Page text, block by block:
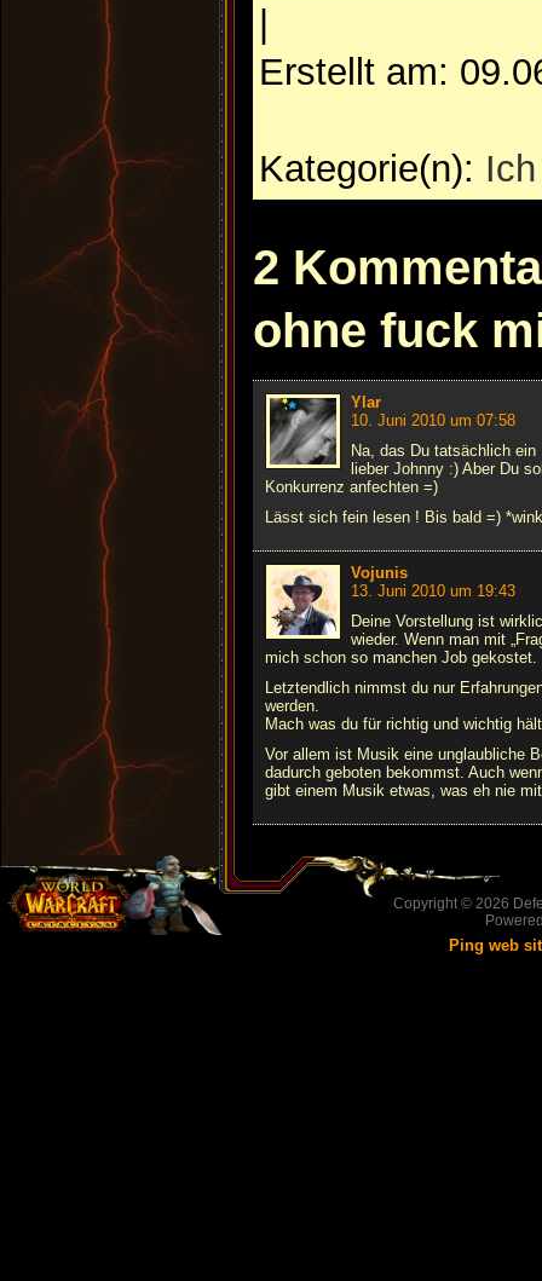
Erstellt am:
Kategorie(n):
2
ohne fuck
Ylar
10. Juni 2010 um 07:58
Na, das Du tatsächlich
lieber Johnny :) Aber Du
Konkurrenz anfechten =)
Lässt sich fein lesen ! Bis bald =)
Vojunis
13. Juni 2010 um 19:43
Deine Vorstellung ist
wieder. Wenn man mit
mich schon so manchen Job gekostet.
Letztendlich nimmst du nur
werden.
Mach was du für richtig und wichtig
Vor allem ist Musik eine unglaubliche
dadurch geboten bekommst. Auch
gibt einem Musik etwas, was eh nie
Copyright © 2026
Ping web